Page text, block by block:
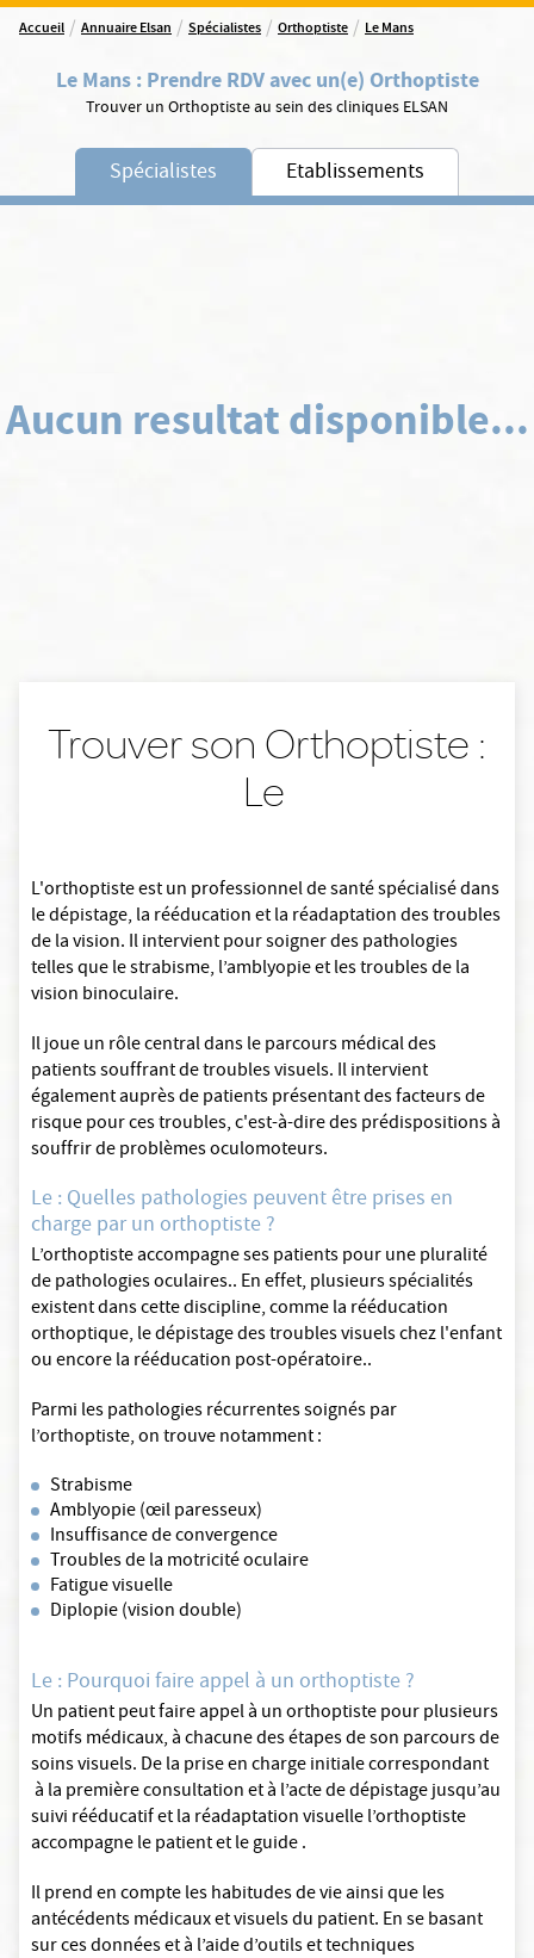
Accueil / Annuaire Elsan / Spécialistes / Orthoptiste / Le Mans
Le Mans: Prendre RDV avec un(e) Orthoptiste
Trouver un Orthoptiste au sein des cliniques ELSAN
Spécialistes Etablissements
Aucun resultat disponible...
Trouver son Orthoptiste :
Le
L'orthoptiste est un professionnel de santé spécialisé dans
le dépistage, la rééducation et la réadaptation des troubles
de la vision. Il intervient pour soigner des pathologies
telles que le strabisme, l’amblyopie et les troubles de la
vision binoculaire.
Il joue un rôle central dans le parcours médical des
patients souffrant de troubles visuels. Il intervient
également auprès de patients présentant des facteurs de
risque pour ces troubles, c'est-à-dire des prédispositions à
souffrir de problèmes oculomoteurs.
Le : Quelles pathologies peuvent être prises en
charge par un orthoptiste ?
L’orthoptiste accompagne ses patients pour une pluralité
de pathologies oculaires.. En effet, plusieurs spécialités
existent dans cette discipline, comme la rééducation
orthoptique, le dépistage des troubles visuels chez l'enfant
ou encore la rééducation post-opératoire..
Parmi les pathologies récurrentes soignés par
l’orthoptiste, on trouve notamment :
Strabisme
Amblyopie (œil paresseux)
Insuffisance de convergence
Troubles de la motricité oculaire
Fatigue visuelle
Diplopie (vision double)
Le : Pourquoi faire appel à un orthoptiste ?
Un patient peut faire appel à un orthoptiste pour plusieurs
motifs médicaux, à chacune des étapes de son parcours de
soins visuels. De la prise en charge initiale correspondant
à la première consultation et à l’acte de dépistage jusqu’au
suivi rééducatif et la réadaptation visuelle l’orthoptiste
accompagne le patient et le guide .
Il prend en compte les habitudes de vie ainsi que les
antécédents médicaux et visuels du patient. En se basant
sur ces données et à l’aide d’outils et techniques